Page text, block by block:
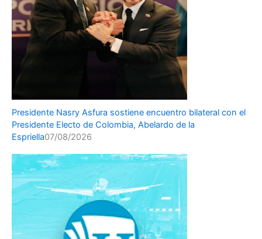
Presidente Nasry Asfura sostiene encuentro bilateral con el
Presidente Electo de Colombia, Abelardo de la
Espriella07/08/2026